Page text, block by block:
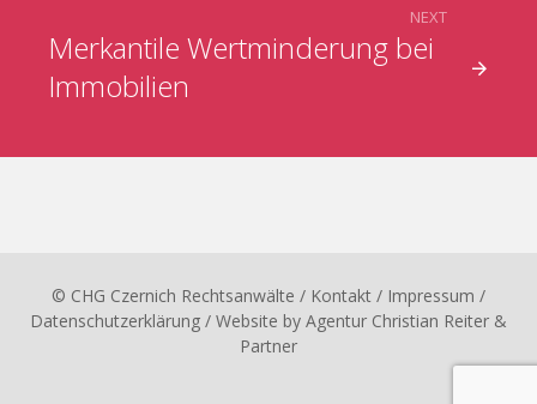
Merkantile Wertminderung bei
Immobilien
NEXT
© CHG Czernich Rechtsanwälte / Kontakt / Impressum /
Datenschutzerklärung / Website by Agentur Christian Reiter &
Partner